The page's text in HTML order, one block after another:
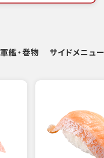
軍艦・巻物 サイドメニュー